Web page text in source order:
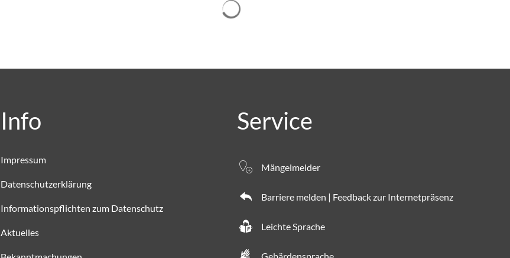
Info
Impressum
Datenschutzerklärung
Informationspflichten zum Datenschutz
Aktuelles
Service
Mängelmelder
Barriere melden | Feedback zur Internetpräsenz
Leichte Sprache
Gebärdensprache